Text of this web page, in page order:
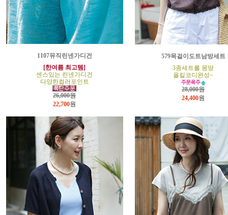
1107뮤직린넨가디건
[한여름 최고템]
센스있는 린넨가디건
다양한컬러포인트
26,000원
22,700원
579목걸이도트남방세트
3종세트를 몽땅
올킬코디완성~
28,000원
24,400원